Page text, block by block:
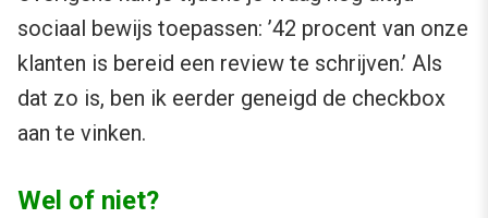
sociaal bewijs toepassen: ’42 procent van onze
klanten is bereid een review te schrijven.’ Als
dat zo is, ben ik eerder geneigd de checkbox
aan te vinken.
Wel of niet?